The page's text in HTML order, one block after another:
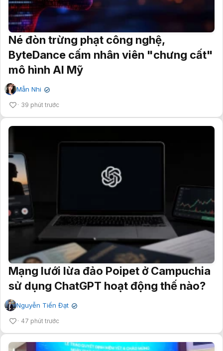
Né đòn trừng phạt công nghệ,
ByteDance cấm nhân viên "chưng cất"
mô hình AI Mỹ
Mẫn Nhi ✔
39 phút trước
Mạng lưới lừa đảo Poipet ở Campuchia
sử dụng ChatGPT hoạt động thế nào?
Nguyễn Tiến Đạt ✔
47 phút trước